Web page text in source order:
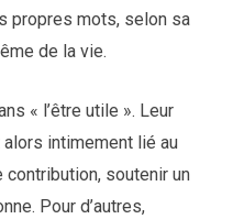
propres mots, selon sa
de la vie.
« l’être utile ». Leur
intimement lié au
contribution, soutenir un
Pour d’autres,